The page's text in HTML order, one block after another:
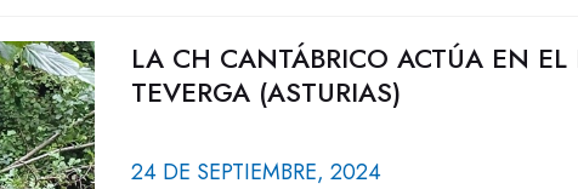
LA CH CANTÁBRICO ACTÚA EN
TEVERGA (ASTURIAS)
24 DE SEPTIEMBRE, 2024